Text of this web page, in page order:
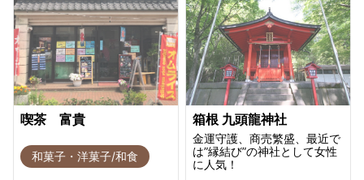
喫茶 富貴
和菓子・洋菓子/和食
箱根 九頭龍神社
金運守護、商売繁盛、最近で
は”縁結び”の神社として女性
に人気！